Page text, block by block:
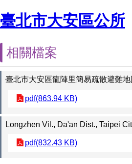
臺北市大安區公所
相關檔案
臺北市大安區龍陣里簡易疏散避難地
pdf(863.94 KB)
Longzhen Vil., Da'an Dist., Taipei
pdf(832.43 KB)